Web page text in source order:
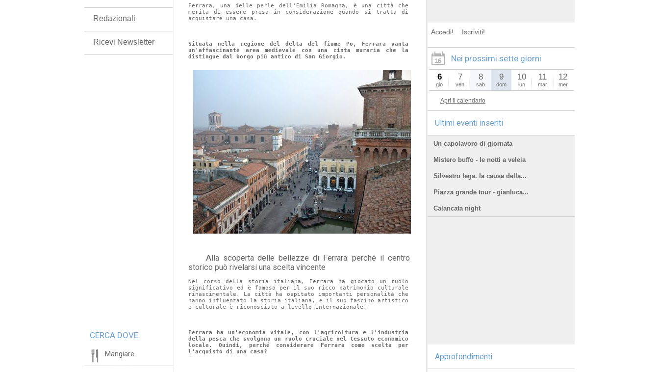
Ferrara, una delle perle dell'Emilia Romagna, è una città che
merita di essere presa in considerazione quando si tratta di
acquistare una casa.
Situata nella regione del delta del fiume Po, Ferrara vanta
un'affascinante area medievale con una cinta muraria che la
distingue dal borgo più antico di San Giorgio.
storico può rivelarsi una scelta vincente
Nel corso della storia italiana, Ferrara ha giocato un ruolo
significativo ed è famosa per il suo ricco patrimonio culturale
rinascimentale. La città ha ospitato importanti personalità che
hanno influenzato la storia italiana, e il suo fascino artistico
e culturale è riconosciuto a livello internazionale.
Ferrara ha un'economia vitale, con l'agricoltura e l'industria
della pesca che svolgono un ruolo cruciale nel tessuto economico
locale. Quindi, perché considerare Ferrara come scelta per
l'acquisto di una casa?
Redazionali
Ricevi Newsletter
CERCA DOVE:
Mangiare
Accedi! Iscriviti!
Nei prossimi sette giorni
6
gio
7
ven
8
sab
9
dom
10
lun
11
mar
12
mer
Apri il calendario
Ultimi eventi inseriti
Un capolavoro di giornata
Mistero buffo - le notti a veleia
Silvestro lega. la causa della...
Piazza grande tour - gianluca...
Calancata night
Approfondimenti